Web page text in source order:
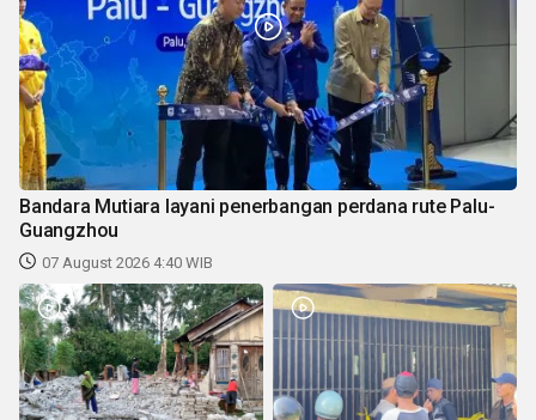
Bandara Mutiara layani penerbangan perdana rute Palu-
Guangzhou
07 August 2026 4:40 WIB